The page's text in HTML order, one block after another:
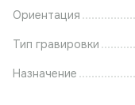
Ориентация
Тип гравировки
Назначение